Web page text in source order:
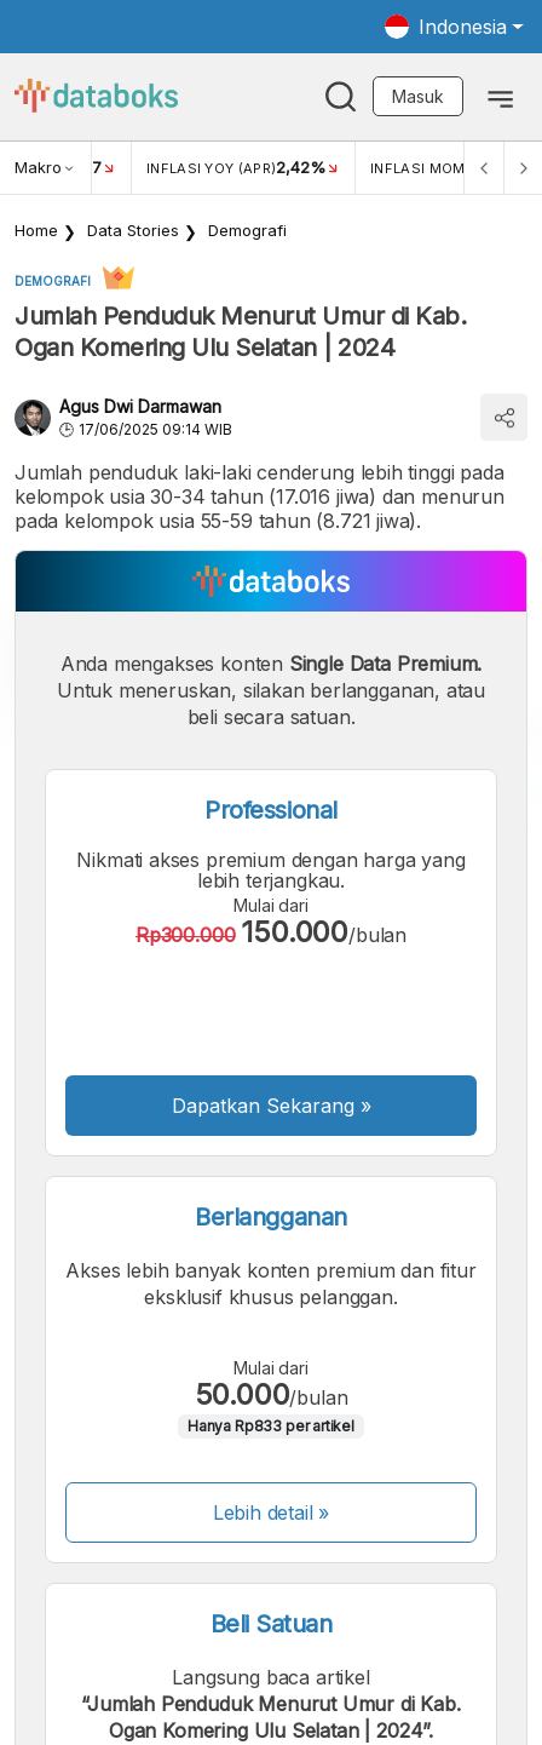
Indonesia
Masuk
Makro
USD/IDR 17 INFLASI YOY (APR)2,42% INFLASI MOM (MAR)
Home Data Stories Demografi
DEMOGRAFI
Jumlah Penduduk Menurut Umur di Kab.
Ogan Komering Ulu Selatan | 2024
Agus Dwi Darmawan
17/06/2025 09:14 WIB
Jumlah penduduk laki-laki cenderung lebih tinggi pada
kelompok usia 30-34 tahun (17.016 jiwa) dan menurun
pada kelompok usia 55-59 tahun (8.721 jiwa).
Font
Kecil
Font
Sedang
Font
Besar
Anda mengakses konten Single Data Premium.
Untuk meneruskan, silakan berlangganan, atau
beli secara satuan.
Professional
Nikmati akses premium dengan harga yang
lebih terjangkau.
Mulai dari
Rp300.000 150.000/bulan
Dapatkan Sekarang »
Berlangganan
Akses lebih banyak konten premium dan fitur
eksklusif khusus pelanggan.
Mulai dari
50.000/bulan
Hanya Rp833 per artikel
Lebih detail »
Beli Satuan
Langsung baca artikel
“Jumlah Penduduk Menurut Umur di Kab.
Ogan Komering Ulu Selatan | 2024”.